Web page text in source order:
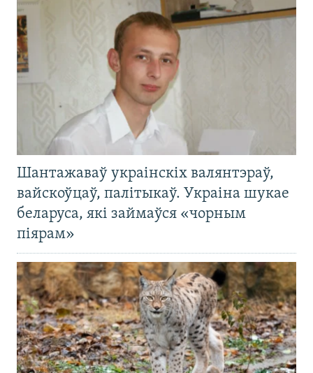
Шантажаваў украінскіх валянтэраў,
вайскоўцаў, палітыкаў. Украіна шукае
беларуса, які займаўся «чорным
піярам»